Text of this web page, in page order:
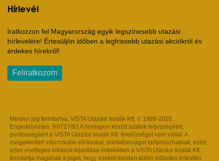
Hírlevél
Iratkozzon fel Magyarország egyik legszínesebb utazási
hírlevelére! Értesüljön időben a legfrissebb utazási akciókról és
érdekes hírekről!
Feliratkozom
Minden jog fenntartva. VISTA Utazási Irodák Kft. © 1989-2026.
Engedélyszám: R0727/93 A honlapon közölt adatok teljességéért,
pontosságáért a VISTA Utazási Irodák Kft. felelősséget nem vállal. A
megjelenített információk elírásokat, pontatlanságot tartalmazhatnak, ezért
ezen esetleges elírások kijavítása érdekében a VISTA Utazási Irodák Kft.
fenntartja magának a jogot, hogy ezeket minden külön előzetes értesítés